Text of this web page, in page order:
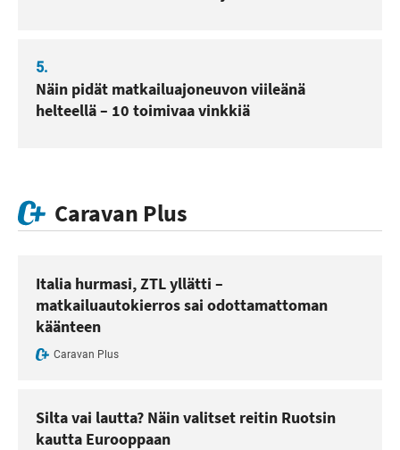
5.
Näin pidät matkailuajoneuvon viileänä
helteellä – 10 toimivaa vinkkiä
Caravan Plus
Italia hurmasi, ZTL yllätti –
matkailuautokierros sai odottamattoman
käänteen
Caravan Plus
Silta vai lautta? Näin valitset reitin Ruotsin
kautta Eurooppaan